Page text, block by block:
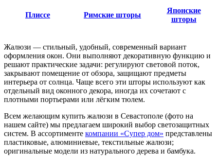
Плиссе Римские шторы
Японские
шторы
Жалюзи — стильный, удобный, современный вариант
оформления окон. Они выполняют декоративную функцию и
решают практические задачи: регулируют световой поток,
закрывают помещение от обзора, защищают предметы
интерьера от солнца. Чаще всего эти шторы используют как
отдельный вид оконного декора, иногда их сочетают с
плотными портьерами или лёгким тюлем.
Всем желающим купить жалюзи в Севастополе (фото на
нашем сайте) мы предлагаем широкий выбор светозащитных
систем. В ассортименте компании «Супер дом» представлены
пластиковые, алюминиевые, текстильные жалюзи;
оригинальные модели из натурального дерева и бамбука.